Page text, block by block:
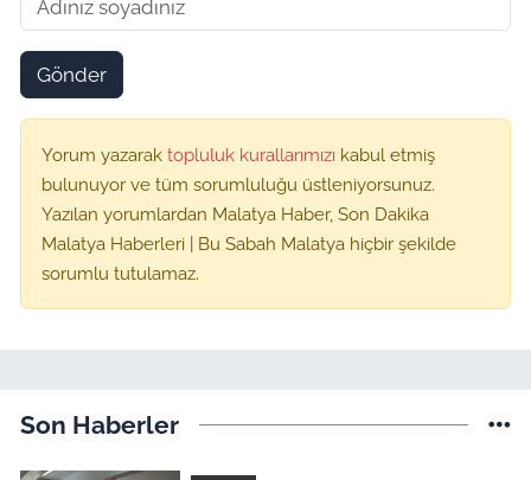
Gönder
Yorum yazarak topluluk kurallarımızı kabul etmiş
bulunuyor ve tüm sorumluluğu üstleniyorsunuz.
Yazılan yorumlardan Malatya Haber, Son Dakika
Malatya Haberleri | Bu Sabah Malatya hiçbir şekilde
sorumlu tutulamaz.
Son Haberler